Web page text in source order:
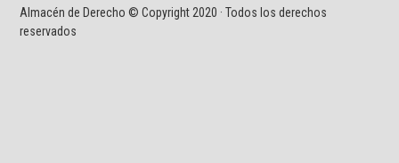
Almacén de Derecho © Copyright 2020 · Todos los derechos
reservados